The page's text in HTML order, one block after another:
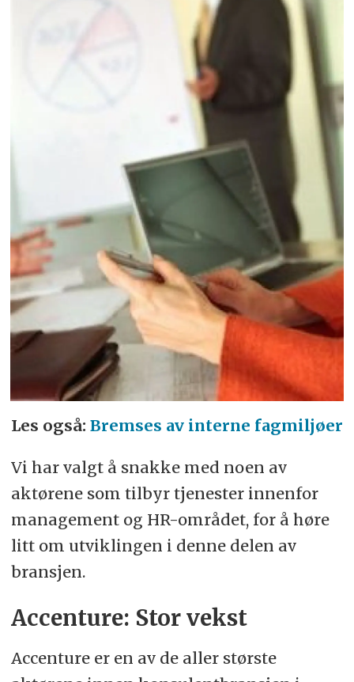
Les også: Bremses av interne fagmiljøer
Vi har valgt å snakke med noen av
aktørene som tilbyr tjenester innenfor
management og HR-området, for å høre
litt om utviklingen i denne delen av
bransjen.
Accenture: Stor vekst
Accenture er en av de aller største